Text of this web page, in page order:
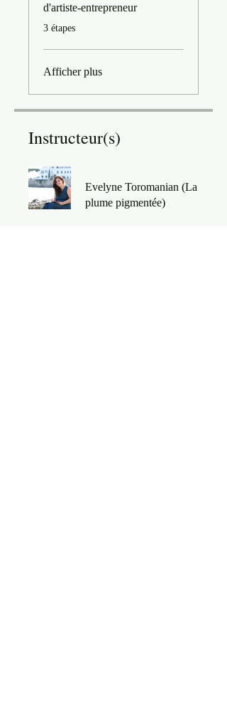
d'artiste-entrepreneur
.
3 étapes
Afficher plus
Instructeur(s)
Evelyne Toromanian (La
plume pigmentée)